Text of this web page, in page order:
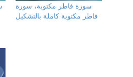
سورة فاطر مكتوبة، سورة
فاطر مكتوبة كاملة بالتشكيل